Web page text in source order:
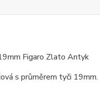
Figaro Zlato Antyk
s průměrem tyči 19mm.